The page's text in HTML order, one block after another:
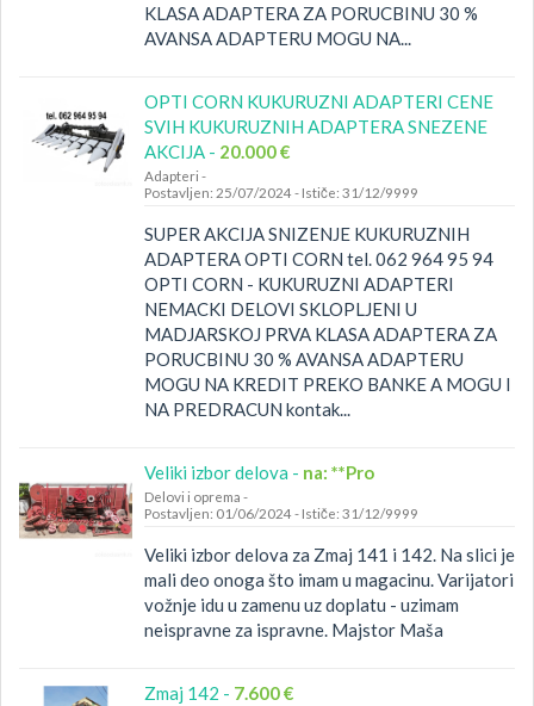
KLASA ADAPTERA ZA PORUCBINU 30 %
AVANSA ADAPTERU MOGU NA...
OPTI CORN KUKURUZNI ADAPTERI CENE
SVIH KUKURUZNIH ADAPTERA SNEZENE
AKCIJA - 20.000 €
Adapteri -
Postavljen: 25/07/2024 - Ističe: 31/12/9999
SUPER AKCIJA SNIZENJE KUKURUZNIH
ADAPTERA OPTI CORN tel. 062 964 95 94
OPTI CORN - KUKURUZNI ADAPTERI
NEMACKI DELOVI SKLOPLJENI U
MADJARSKOJ PRVA KLASA ADAPTERA ZA
PORUCBINU 30 % AVANSA ADAPTERU
MOGU NA KREDIT PREKO BANKE A MOGU I
NA PREDRACUN kontak...
Veliki izbor delova - na: **Pro
Delovi i oprema -
Postavljen: 01/06/2024 - Ističe: 31/12/9999
Veliki izbor delova za Zmaj 141 i 142. Na slici je
mali deo onoga što imam u magacinu. Varijatori
vožnje idu u zamenu uz doplatu - uzimam
neispravne za ispravne. Majstor Maša
Zmaj 142 - 7.600 €